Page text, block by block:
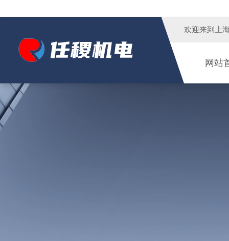
欢迎来到 上
网站